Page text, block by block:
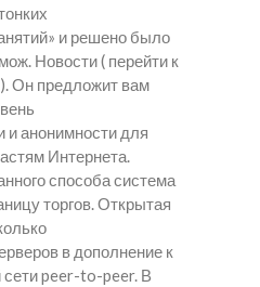
и решено было
Новости ( перейти к
Он предложит вам
и анонимности для
Интернета.
способа система
торгов. Открытая
в дополнение к
сети peer-to-peer. В